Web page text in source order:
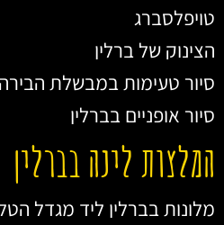
טויפלסברג
הצינוק של ברלין
סיור טעימות במבשלת הבירה Vagabund Brauerei
סיור אופניים בברלין
המלצות לינה בברלין
מלונות בברלין ליד מגדל